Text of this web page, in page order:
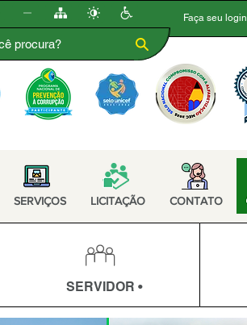
Faça seu
SERVIÇOS LICITAÇÃO CONTATO
SERVIDOR •